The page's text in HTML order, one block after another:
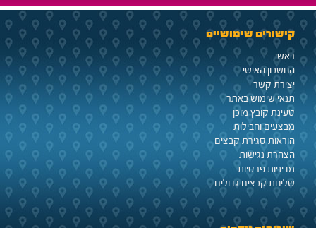
קישורים שימושיים
ראשי
החשבון האישי
יצירת קשר
תנאי שימוש באתר
טעינת קובץ מוכן
מבצעים וחבילות
הוראות סגירת קבצים
הצהרת נגישות
מדיניות פרטיות
שליחת קבצים גדולים